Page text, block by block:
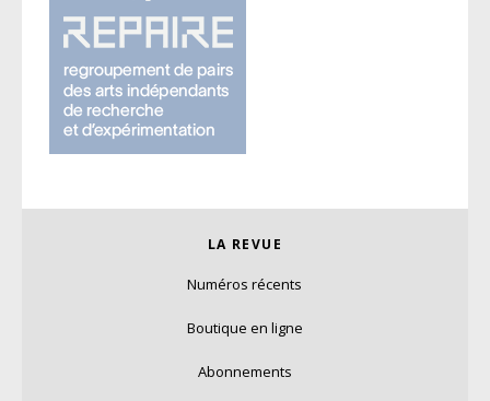
LA REVUE
Numéros récents
Boutique en ligne
Abonnements